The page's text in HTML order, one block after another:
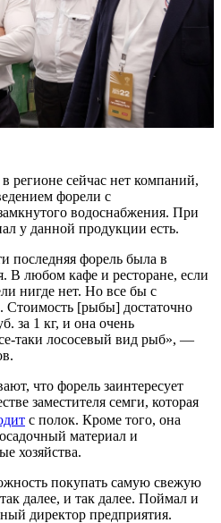
сейчас нет компаний,
форели с
водоснабжения. При
у данной продукции есть.
последняя форель была в
В любом кафе и ресторане, если
нигде нет. Но все бы с
Стоимость [рыбы] достаточно
за 1 кг, и она очень
таки лососевый вид рыб», —
что форель заинтересует
заместителя семги, которая
с полок. Кроме того, она
материал и
хозяйства.
покупать самую свежую
далее, и так далее. Поймал и
директор предприятия.